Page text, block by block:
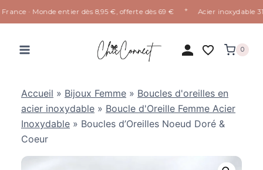
· Monde entier dès 8,95 €, offerte dès 69 € Acier inoxydable
0
Accueil » Bijoux Femme » Boucles d'oreilles en
acier inoxydable » Boucle d'Oreille Femme Acier
Inoxydable » Boucles d’Oreilles Noeud Doré &
Coeur